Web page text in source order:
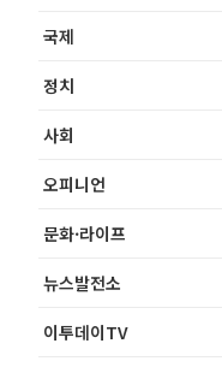
국제
정치
사회
오피니언
문화·라이프
뉴스발전소
이투데이TV